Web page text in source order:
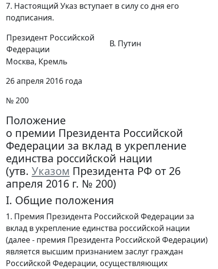
7. Настоящий Указ вступает в силу со дня его
подписания.
Президент Российской
Федерации
В. Путин
Москва, Кремль
26 апреля 2016 года
№ 200
Положение
о премии Президента Российской
Федерации за вклад в укрепление
единства российской нации
(утв. Указом Президента РФ от 26
апреля 2016 г. № 200)
I. Общие положения
1. Премия Президента Российской Федерации за
вклад в укрепление единства российской нации
(далее - премия Президента Российской Федерации)
является высшим признанием заслуг граждан
Российской Федерации, осуществляющих